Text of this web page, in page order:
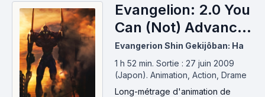
Evangelion: 2.0 You
Can (Not) Advance
(2009)
Evangerion Shin Gekijôban: Ha
1 h 52 min. Sortie : 27 juin 2009
(Japon). Animation, Action, Drame
Long-métrage d'animation de